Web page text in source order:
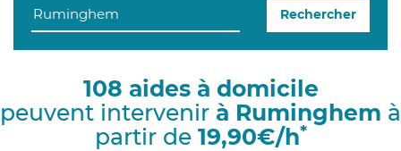
g
i
Rechercher
108 aides à domicile
peuvent intervenir à Ruminghem à
partir de 19,90€/h*